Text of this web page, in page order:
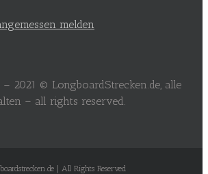
melden
– 2021 © LongboardStrecken.de, alle
– all rights reserved.
| All Rights Reserved